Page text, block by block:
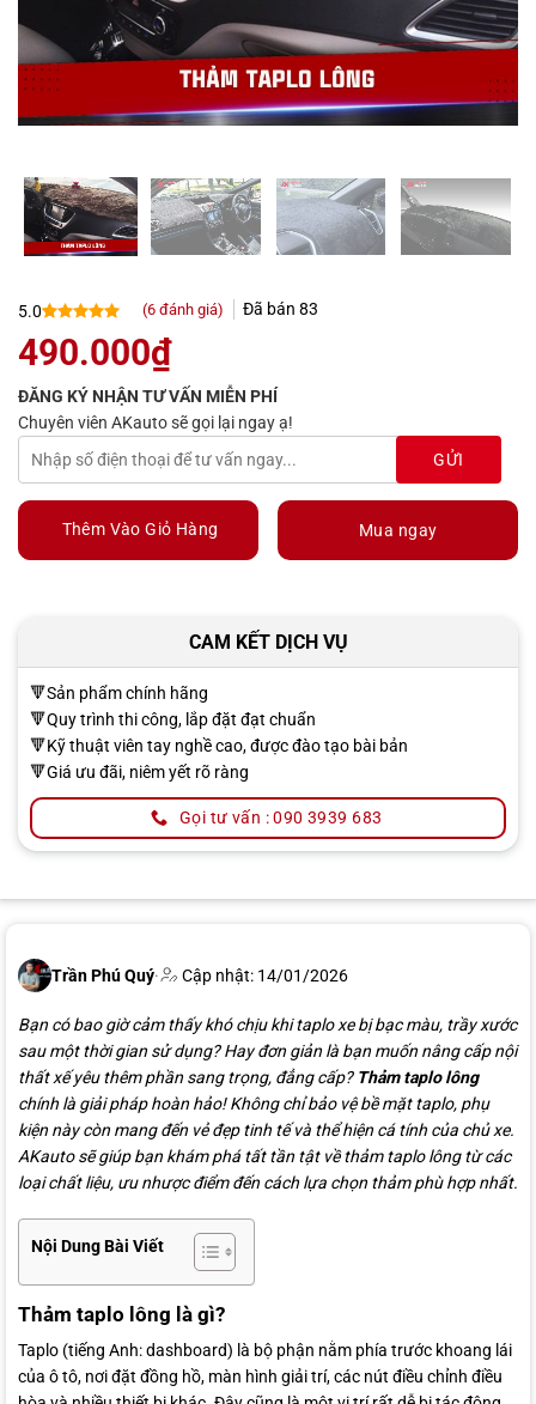
5.0
5.0trên 5
dựa trên
6
(6đánh giá) Đã bán 83
490.000₫
ĐĂNG KÝ NHẬN TƯ VẤN MIỄN PHÍ
Chuyên viên AKauto sẽ gọi lại ngay ạ!
Thêm Vào Giỏ Hàng Mua ngay
CAM KẾT DỊCH VỤ
🔻Sản phẩm chính hãng
🔻Quy trình thi công, lắp đặt đạt chuẩn
🔻Kỹ thuật viên tay nghề cao, được đào tạo bài bản
🔻Giá ưu đãi, niêm yết rõ ràng
Gọi tư vấn : 090 3939 683
Trần Phú Quý· Cập nhật: 14/01/2026
Bạn có bao giờ cảm thấy khó chịu khi taplo xe bị bạc màu, trầy xước
sau một thời gian sử dụng? Hay đơn giản là bạn muốn nâng cấp nội
thất xế yêu thêm phần sang trọng, đẳng cấp? Thảm taplo lông
chính là giải pháp hoàn hảo! Không chỉ bảo vệ bề mặt taplo, phụ
kiện này còn mang đến vẻ đẹp tinh tế và thể hiện cá tính của chủ xe.
AKauto sẽ giúp bạn khám phá tất tần tật về thảm taplo lông từ các
loại chất liệu, ưu nhược điểm đến cách lựa chọn thảm phù hợp nhất.
Nội Dung Bài Viết
Thảm taplo lông là gì?
Taplo (tiếng Anh: dashboard) là bộ phận nằm phía trước khoang lái
của ô tô, nơi đặt đồng hồ, màn hình giải trí, các nút điều chỉnh điều